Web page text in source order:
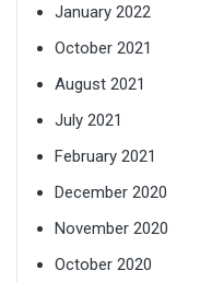
January 2022
October 2021
August 2021
July 2021
February 2021
December 2020
November 2020
October 2020